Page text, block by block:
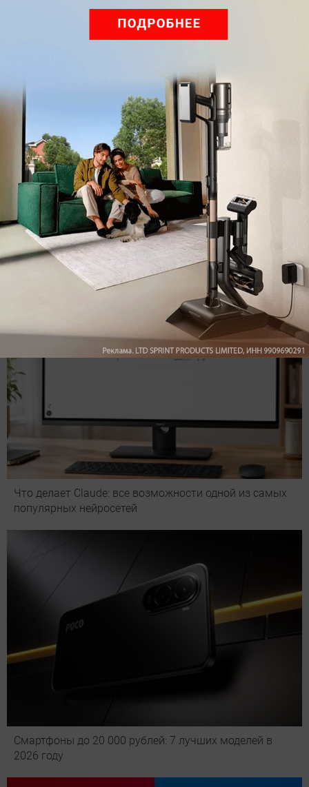
Обзор вертикального пылесоса Dreame Z40 AquaCycle
Pro: гибкий подход к уборке
Подпишись на наш канал в мессенджере МАХ
Что делает Сlaude: все возможности одной из самых
популярных нейросетей
Смартфоны до 20 000 рублей: 7 лучших моделей в
2026 году